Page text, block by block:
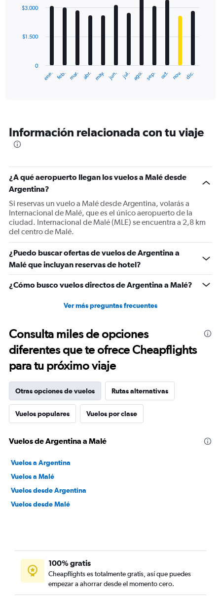
with
12
The
categories.
The
Y
axis
values.
Range:
0
to
ene. feb. mar. abr. may. jun. jul. ago. sep. oct. nov. dic.
0
$1.500
$3.000
Información relacionada con tu viaje
¿A qué aeropuerto llegan los vuelos a Malé desde
Argentina?
Si reservas un vuelo a Malé desde Argentina, volarás a
Internacional de Malé, que es el único aeropuerto de la
ciudad. Internacional de Malé (MLE) se encuentra a 2,8 km
del centro de Malé.
¿Puedo buscar ofertas de vuelos de Argentina a
Malé que incluyan reservas de hotel?
¿Cómo busco vuelos directos de Argentina a Malé?
Ver más preguntas frecuentes
Consulta miles de opciones
diferentes que te ofrece Cheapflights
para tu próximo viaje
Otras opciones de vuelos Rutas alternativas
Vuelos populares Vuelos por clase
Vuelos de Argentina a Malé
Vuelos a Argentina
Vuelos a Malé
Vuelos desde Argentina
Vuelos desde Malé
100% gratis
Cheapflights es totalmente gratis, así que puedes
empezar a ahorrar desde el momento cero.